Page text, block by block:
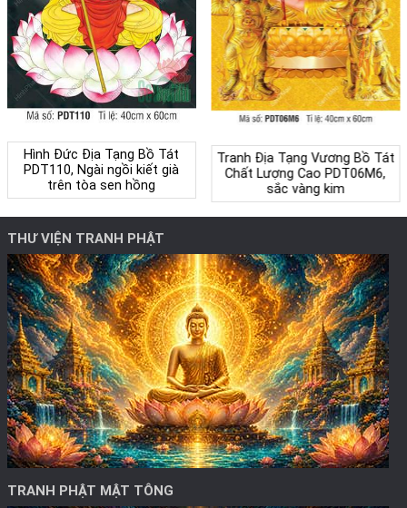
Hình Đức Địa Tạng Bồ Tát
PDT110, Ngài ngồi kiết già
trên tòa sen hồng
Tranh Địa Tạng Vương Bồ Tát
Chất Lượng Cao PDT06M6,
sắc vàng kim
THƯ VIỆN TRANH PHẬT
TRANH PHẬT MẬT TÔNG